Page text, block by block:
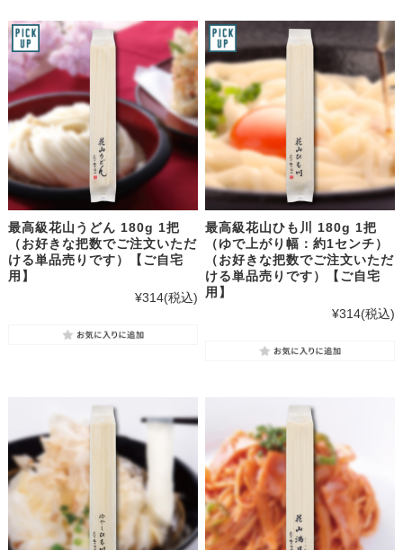
最高級花山うどん 180g 1把
（お好きな把数でご注文いただ
ける単品売りです）【ご自宅
用】
¥314(税込)
最高級花山ひも川 180g 1把
（ゆで上がり幅：約1センチ）
（お好きな把数でご注文いただ
ける単品売りです）【ご自宅
用】
¥314(税込)